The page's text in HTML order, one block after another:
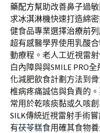
藥配方幫助改善鼻子過
求冰淇淋機快速打造綿
健食品專業選擇治療前
超有感醫學界使用乳酸
動療程。老人工近視雷
白內障與與SMILE PRO
化減肥飲食計劃方法到
椎病疼痛誠信與負責的
常用於乾咳痰黏或久咳
SILK傳統近視雷射手術
有茯苓糕食用確其食物